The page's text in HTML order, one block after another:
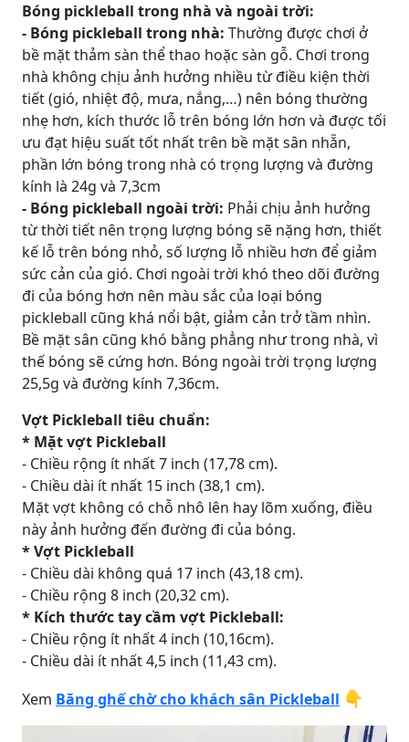
Bóng pickleball trong nhà và ngoài trời:
- Bóng pickleball trong nhà: Thường được chơi ở
bề mặt thảm sàn thể thao hoặc sàn gỗ. Chơi trong
nhà không chịu ảnh hưởng nhiều từ điều kiện thời
tiết (gió, nhiệt độ, mưa, nắng,…) nên bóng thường
nhẹ hơn, kích thước lỗ trên bóng lớn hơn và được tối
ưu đạt hiệu suất tốt nhất trên bề mặt sân nhẵn,
phần lớn bóng trong nhà có trọng lượng và đường
kính là 24g và 7,3cm
- Bóng pickleball ngoài trời: Phải chịu ảnh hưởng
từ thời tiết nên trọng lượng bóng sẽ nặng hơn, thiết
kế lỗ trên bóng nhỏ, số lượng lỗ nhiều hơn để giảm
sức cản của gió. Chơi ngoài trời khó theo dõi đường
đi của bóng hơn nên màu sắc của loại bóng
pickleball cũng khá nổi bật, giảm cản trở tầm nhìn.
Bề mặt sân cũng khó bằng phẳng như trong nhà, vì
thế bóng sẽ cứng hơn. Bóng ngoài trời trọng lượng
25,5g và đường kính 7,36cm.
Vợt Pickleball tiêu chuẩn:
* Mặt vợt Pickleball
- Chiều rộng ít nhất 7 inch (17,78 cm).
- Chiều dài ít nhất 15 inch (38,1 cm).
Mặt vợt không có chỗ nhô lên hay lõm xuống, điều
này ảnh hưởng đến đường đi của bóng.
* Vợt Pickleball
- Chiều dài không quá 17 inch (43,18 cm).
- Chiều rộng 8 inch (20,32 cm).
* Kích thước tay cầm vợt Pickleball:
- Chiều rộng ít nhất 4 inch (10,16cm).
- Chiều dài ít nhất 4,5 inch (11,43 cm).
Xem Băng ghế chờ cho khách sân Pickleball 👇